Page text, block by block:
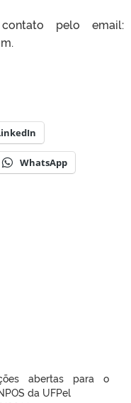
pelo email:
WhatsApp
abertas para o
da UFPel